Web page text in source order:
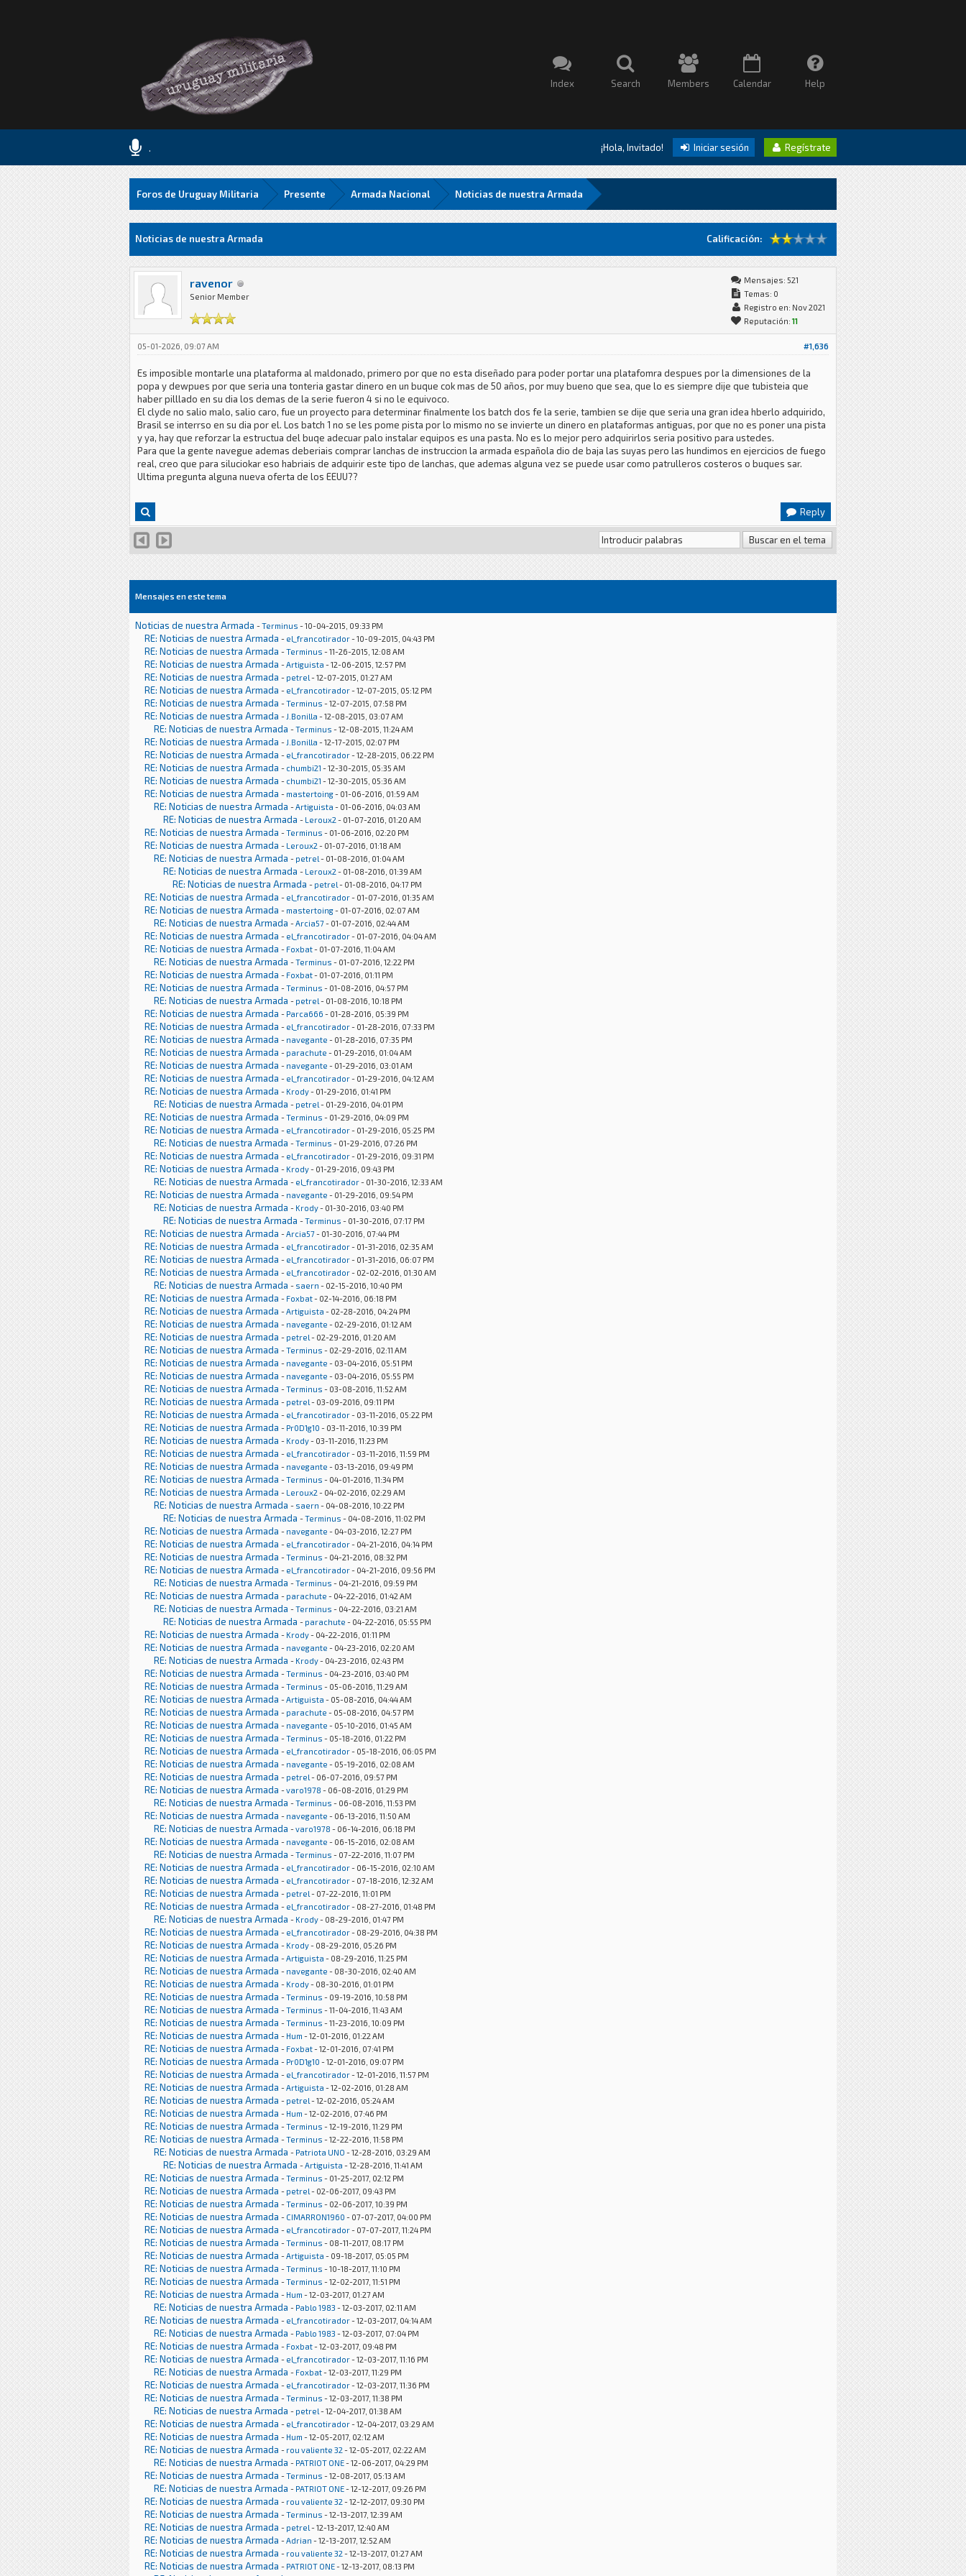
Index Search Members Calendar Help
. ¡Hola, Invitado! Iniciar sesión Regístrate
Foros de Uruguay Militaria Presente Armada Nacional Noticias de nuestra Armada
Calificación:
4 voto(s) - 2 Media
1
2
3
4
5 Noticias de nuestra Armada
ravenor
Senior Member
Mensajes: 521
Temas: 0
Registro en: Nov 2021
Reputación: 11
#1,636
05-01-2026, 09:07 AM
Es imposible montarle una plataforma al maldonado, primero por que no esta diseñado para poder portar una platafomra despues por la dimensiones de la
popa y dewpues por que seria una tonteria gastar dinero en un buque cok mas de 50 años, por muy bueno que sea, que lo es siempre dije que tubisteia que
haber pilllado en su dia los demas de la serie fueron 4 si no le equivoco.
El clyde no salio malo, salio caro, fue un proyecto para determinar finalmente los batch dos fe la serie, tambien se dije que seria una gran idea hberlo adquirido,
Brasil se interrso en su dia por el. Los batch 1 no se les pome pista por lo mismo no se invierte un dinero en plataformas antiguas, por que no es poner una pista
y ya, hay que reforzar la estructua del buqe adecuar palo instalar equipos es una pasta. No es lo mejor pero adquirirlos seria positivo para ustedes.
Para que la gente navegue ademas deberiais comprar lanchas de instruccion la armada española dio de baja las suyas pero las hundimos en ejercicios de fuego
real, creo que para siluciokar eso habriais de adquirir este tipo de lanchas, que ademas alguna vez se puede usar como patrulleros costeros o buques sar.
Ultima pregunta alguna nueva oferta de los EEUU??
Reply
Mensajes en este tema
Noticias de nuestra Armada -Terminus - 10-04-2015, 09:33 PM
RE: Noticias de nuestra Armada - el_francotirador- 10-09-2015, 04:43 PM
RE: Noticias de nuestra Armada -Terminus - 11-26-2015, 12:08 AM
RE: Noticias de nuestra Armada -Artiguista - 12-06-2015, 12:57 PM
RE: Noticias de nuestra Armada - petrel - 12-07-2015, 01:27 AM
RE: Noticias de nuestra Armada - el_francotirador- 12-07-2015, 05:12 PM
RE: Noticias de nuestra Armada -Terminus - 12-07-2015, 07:58 PM
RE: Noticias de nuestra Armada - J.Bonilla - 12-08-2015, 03:07 AM
RE: Noticias de nuestra Armada -Terminus - 12-08-2015, 11:24 AM
RE: Noticias de nuestra Armada - J.Bonilla - 12-17-2015, 02:07 PM
RE: Noticias de nuestra Armada - el_francotirador- 12-28-2015, 06:22 PM
RE: Noticias de nuestra Armada - chumbi21 - 12-30-2015, 05:35 AM
RE: Noticias de nuestra Armada - chumbi21 - 12-30-2015, 05:36 AM
RE: Noticias de nuestra Armada - mastertoing- 01-06-2016, 01:59 AM
RE: Noticias de nuestra Armada -Artiguista - 01-06-2016, 04:03 AM
RE: Noticias de nuestra Armada - Leroux2 - 01-07-2016, 01:20 AM
RE: Noticias de nuestra Armada -Terminus - 01-06-2016, 02:20 PM
RE: Noticias de nuestra Armada - Leroux2 - 01-07-2016, 01:18 AM
RE: Noticias de nuestra Armada - petrel - 01-08-2016, 01:04 AM
RE: Noticias de nuestra Armada - Leroux2 - 01-08-2016, 01:39 AM
RE: Noticias de nuestra Armada - petrel - 01-08-2016, 04:17 PM
RE: Noticias de nuestra Armada - el_francotirador- 01-07-2016, 01:35 AM
RE: Noticias de nuestra Armada - mastertoing- 01-07-2016, 02:07 AM
RE: Noticias de nuestra Armada -Arcia57- 01-07-2016, 02:44 AM
RE: Noticias de nuestra Armada - el_francotirador- 01-07-2016, 04:04 AM
RE: Noticias de nuestra Armada - Foxbat- 01-07-2016, 11:04 AM
RE: Noticias de nuestra Armada -Terminus - 01-07-2016, 12:22 PM
RE: Noticias de nuestra Armada - Foxbat- 01-07-2016, 01:11 PM
RE: Noticias de nuestra Armada -Terminus - 01-08-2016, 04:57 PM
RE: Noticias de nuestra Armada - petrel - 01-08-2016, 10:18 PM
RE: Noticias de nuestra Armada - Parca666 - 01-28-2016, 05:39 PM
RE: Noticias de nuestra Armada - el_francotirador- 01-28-2016, 07:33 PM
RE: Noticias de nuestra Armada - navegante - 01-28-2016, 07:35 PM
RE: Noticias de nuestra Armada - parachute - 01-29-2016, 01:04 AM
RE: Noticias de nuestra Armada - navegante - 01-29-2016, 03:01 AM
RE: Noticias de nuestra Armada - el_francotirador- 01-29-2016, 04:12 AM
RE: Noticias de nuestra Armada - Krody- 01-29-2016, 01:41 PM
RE: Noticias de nuestra Armada - petrel - 01-29-2016, 04:01 PM
RE: Noticias de nuestra Armada -Terminus - 01-29-2016, 04:09 PM
RE: Noticias de nuestra Armada - el_francotirador- 01-29-2016, 05:25 PM
RE: Noticias de nuestra Armada -Terminus - 01-29-2016, 07:26 PM
RE: Noticias de nuestra Armada - el_francotirador- 01-29-2016, 09:31 PM
RE: Noticias de nuestra Armada - Krody- 01-29-2016, 09:43 PM
RE: Noticias de nuestra Armada - el_francotirador- 01-30-2016, 12:33 AM
RE: Noticias de nuestra Armada - navegante - 01-29-2016, 09:54 PM
RE: Noticias de nuestra Armada - Krody- 01-30-2016, 03:40 PM
RE: Noticias de nuestra Armada -Terminus - 01-30-2016, 07:17 PM
RE: Noticias de nuestra Armada -Arcia57- 01-30-2016, 07:44 PM
RE: Noticias de nuestra Armada - el_francotirador- 01-31-2016, 02:35 AM
RE: Noticias de nuestra Armada - el_francotirador- 01-31-2016, 06:07 PM
RE: Noticias de nuestra Armada - el_francotirador- 02-02-2016, 01:30 AM
RE: Noticias de nuestra Armada - saern - 02-15-2016, 10:40 PM
RE: Noticias de nuestra Armada - Foxbat- 02-14-2016, 06:18 PM
RE: Noticias de nuestra Armada -Artiguista - 02-28-2016, 04:24 PM
RE: Noticias de nuestra Armada - navegante - 02-29-2016, 01:12 AM
RE: Noticias de nuestra Armada - petrel - 02-29-2016, 01:20 AM
RE: Noticias de nuestra Armada -Terminus - 02-29-2016, 02:11 AM
RE: Noticias de nuestra Armada - navegante - 03-04-2016, 05:51 PM
RE: Noticias de nuestra Armada - navegante - 03-04-2016, 05:55 PM
RE: Noticias de nuestra Armada -Terminus - 03-08-2016, 11:52 AM
RE: Noticias de nuestra Armada - petrel - 03-09-2016, 09:11 PM
RE: Noticias de nuestra Armada - el_francotirador- 03-11-2016, 05:22 PM
RE: Noticias de nuestra Armada - Pr0D1g10 - 03-11-2016, 10:39 PM
RE: Noticias de nuestra Armada - Krody- 03-11-2016, 11:23 PM
RE: Noticias de nuestra Armada - el_francotirador- 03-11-2016, 11:59 PM
RE: Noticias de nuestra Armada - navegante - 03-13-2016, 09:49 PM
RE: Noticias de nuestra Armada -Terminus - 04-01-2016, 11:34 PM
RE: Noticias de nuestra Armada - Leroux2 - 04-02-2016, 02:29 AM
RE: Noticias de nuestra Armada - saern - 04-08-2016, 10:22 PM
RE: Noticias de nuestra Armada -Terminus - 04-08-2016, 11:02 PM
RE: Noticias de nuestra Armada - navegante - 04-03-2016, 12:27 PM
RE: Noticias de nuestra Armada - el_francotirador- 04-21-2016, 04:14 PM
RE: Noticias de nuestra Armada -Terminus - 04-21-2016, 08:32 PM
RE: Noticias de nuestra Armada - el_francotirador- 04-21-2016, 09:56 PM
RE: Noticias de nuestra Armada -Terminus - 04-21-2016, 09:59 PM
RE: Noticias de nuestra Armada - parachute - 04-22-2016, 01:42 AM
RE: Noticias de nuestra Armada -Terminus - 04-22-2016, 03:21 AM
RE: Noticias de nuestra Armada - parachute - 04-22-2016, 05:55 PM
RE: Noticias de nuestra Armada - Krody- 04-22-2016, 01:11 PM
RE: Noticias de nuestra Armada - navegante - 04-23-2016, 02:20 AM
RE: Noticias de nuestra Armada - Krody- 04-23-2016, 02:43 PM
RE: Noticias de nuestra Armada -Terminus - 04-23-2016, 03:40 PM
RE: Noticias de nuestra Armada -Terminus - 05-06-2016, 11:29 AM
RE: Noticias de nuestra Armada -Artiguista - 05-08-2016, 04:44 AM
RE: Noticias de nuestra Armada - parachute - 05-08-2016, 04:57 PM
RE: Noticias de nuestra Armada - navegante - 05-10-2016, 01:45 AM
RE: Noticias de nuestra Armada -Terminus - 05-18-2016, 01:22 PM
RE: Noticias de nuestra Armada - el_francotirador- 05-18-2016, 06:05 PM
RE: Noticias de nuestra Armada - navegante - 05-19-2016, 02:08 AM
RE: Noticias de nuestra Armada - petrel - 06-07-2016, 09:57 PM
RE: Noticias de nuestra Armada -varo1978 - 06-08-2016, 01:29 PM
RE: Noticias de nuestra Armada -Terminus - 06-08-2016, 11:53 PM
RE: Noticias de nuestra Armada - navegante - 06-13-2016, 11:50 AM
RE: Noticias de nuestra Armada -varo1978 - 06-14-2016, 06:18 PM
RE: Noticias de nuestra Armada - navegante - 06-15-2016, 02:08 AM
RE: Noticias de nuestra Armada -Terminus - 07-22-2016, 11:07 PM
RE: Noticias de nuestra Armada - el_francotirador- 06-15-2016, 02:10 AM
RE: Noticias de nuestra Armada - el_francotirador- 07-18-2016, 12:32 AM
RE: Noticias de nuestra Armada - petrel - 07-22-2016, 11:01 PM
RE: Noticias de nuestra Armada - el_francotirador- 08-27-2016, 01:48 PM
RE: Noticias de nuestra Armada - Krody- 08-29-2016, 01:47 PM
RE: Noticias de nuestra Armada - el_francotirador- 08-29-2016, 04:38 PM
RE: Noticias de nuestra Armada - Krody- 08-29-2016, 05:26 PM
RE: Noticias de nuestra Armada -Artiguista - 08-29-2016, 11:25 PM
RE: Noticias de nuestra Armada - navegante - 08-30-2016, 02:40 AM
RE: Noticias de nuestra Armada - Krody- 08-30-2016, 01:01 PM
RE: Noticias de nuestra Armada -Terminus - 09-19-2016, 10:58 PM
RE: Noticias de nuestra Armada -Terminus - 11-04-2016, 11:43 AM
RE: Noticias de nuestra Armada -Terminus - 11-23-2016, 10:09 PM
RE: Noticias de nuestra Armada - Hum - 12-01-2016, 01:22 AM
RE: Noticias de nuestra Armada - Foxbat- 12-01-2016, 07:41 PM
RE: Noticias de nuestra Armada - Pr0D1g10 - 12-01-2016, 09:07 PM
RE: Noticias de nuestra Armada - el_francotirador- 12-01-2016, 11:57 PM
RE: Noticias de nuestra Armada -Artiguista - 12-02-2016, 01:28 AM
RE: Noticias de nuestra Armada - petrel - 12-02-2016, 05:24 AM
RE: Noticias de nuestra Armada - Hum - 12-02-2016, 07:46 PM
RE: Noticias de nuestra Armada -Terminus - 12-19-2016, 11:29 PM
RE: Noticias de nuestra Armada -Terminus - 12-22-2016, 11:58 PM
RE: Noticias de nuestra Armada - Patriota UNO - 12-28-2016, 03:29 AM
RE: Noticias de nuestra Armada -Artiguista - 12-28-2016, 11:41 AM
RE: Noticias de nuestra Armada -Terminus - 01-25-2017, 02:12 PM
RE: Noticias de nuestra Armada - petrel - 02-06-2017, 09:43 PM
RE: Noticias de nuestra Armada -Terminus - 02-06-2017, 10:39 PM
RE: Noticias de nuestra Armada - CIMARRON1960 - 07-07-2017, 04:00 PM
RE: Noticias de nuestra Armada - el_francotirador- 07-07-2017, 11:24 PM
RE: Noticias de nuestra Armada -Terminus - 08-11-2017, 08:17 PM
RE: Noticias de nuestra Armada -Artiguista - 09-18-2017, 05:05 PM
RE: Noticias de nuestra Armada -Terminus - 10-18-2017, 11:10 PM
RE: Noticias de nuestra Armada -Terminus - 12-02-2017, 11:51 PM
RE: Noticias de nuestra Armada - Hum - 12-03-2017, 01:27 AM
RE: Noticias de nuestra Armada - Pablo 1983 - 12-03-2017, 02:11 AM
RE: Noticias de nuestra Armada - el_francotirador- 12-03-2017, 04:14 AM
RE: Noticias de nuestra Armada - Pablo 1983 - 12-03-2017, 07:04 PM
RE: Noticias de nuestra Armada - Foxbat- 12-03-2017, 09:48 PM
RE: Noticias de nuestra Armada - el_francotirador- 12-03-2017, 11:16 PM
RE: Noticias de nuestra Armada - Foxbat- 12-03-2017, 11:29 PM
RE: Noticias de nuestra Armada - el_francotirador- 12-03-2017, 11:36 PM
RE: Noticias de nuestra Armada -Terminus - 12-03-2017, 11:38 PM
RE: Noticias de nuestra Armada - petrel - 12-04-2017, 01:38 AM
RE: Noticias de nuestra Armada - el_francotirador- 12-04-2017, 03:29 AM
RE: Noticias de nuestra Armada - Hum - 12-05-2017, 02:12 AM
RE: Noticias de nuestra Armada - rou valiente 32 - 12-05-2017, 02:22 AM
RE: Noticias de nuestra Armada - PATRIOT ONE- 12-06-2017, 04:29 PM
RE: Noticias de nuestra Armada -Terminus - 12-08-2017, 05:13 AM
RE: Noticias de nuestra Armada - PATRIOT ONE- 12-12-2017, 09:26 PM
RE: Noticias de nuestra Armada - rou valiente 32 - 12-12-2017, 09:30 PM
RE: Noticias de nuestra Armada -Terminus - 12-13-2017, 12:39 AM
RE: Noticias de nuestra Armada - petrel - 12-13-2017, 12:40 AM
RE: Noticias de nuestra Armada -Adrian - 12-13-2017, 12:52 AM
RE: Noticias de nuestra Armada - rou valiente 32 - 12-13-2017, 01:27 AM
RE: Noticias de nuestra Armada - PATRIOT ONE- 12-13-2017, 08:13 PM